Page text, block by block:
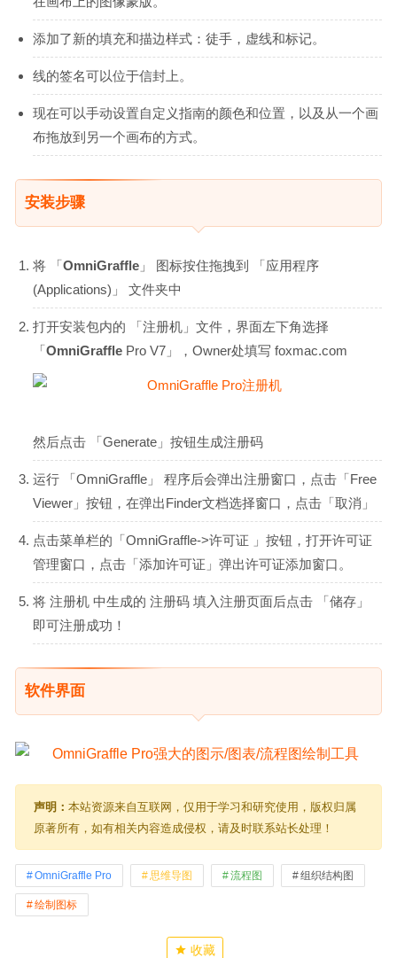
添加了新的填充和描边样式：徒手，虚线和标记。
线的签名可以位于信封上。
现在可以手动设置自定义指南的颜色和位置，以及从一个画
布拖放到另一个画布的方式。
安装步骤
将 「OmniGraffle 」 图标按住拖拽到 「应用程序
(Applications)」 文件夹中
打开安装包内的 「注册机」文件，界面左下角选择
「OmniGraffle Pro V7」，Owner处填写 foxmac.com
然后点击 「Generate」按钮生成注册码
运行 「OmniGraffle」 程序后会弹出注册窗口，点击「Free
Viewer」按钮，在弹出Finder文档选择窗口，点击「取消」
点击菜单栏的「OmniGraffle->许可证 」按钮，打开许可证
管理窗口，点击「添加许可证」弹出许可证添加窗口。
将 注册机 中生成的 注册码 填入注册页面后点击 「储存」
即可注册成功！
软件界面
声明： 本站资源来自互联网，仅用于学习和研究使用，版权归属
原著所有，如有相关内容造成侵权，请及时联系站长处理！
OmniGraffle Pro 思维导图 流程图 组织结构图
绘制图标
收藏